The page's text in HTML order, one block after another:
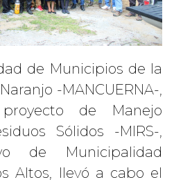
de Municipios de la
-MANCUERNA-,
de Manejo
Sólidos -MIRS-,
de Municipalidad
Altos, llevó a cabo el